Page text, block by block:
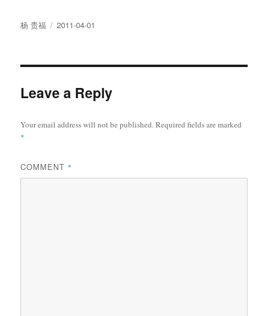
Author
杨 贵福
Posted
2011-04-01
Leave a Reply
Your email address will not be published.Required fields are marked
*
COMMENT *